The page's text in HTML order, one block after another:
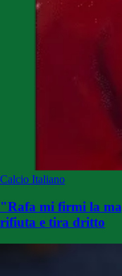
Calcio Italiano
"Rafa mi firmi la
rifiuta e tira dritto